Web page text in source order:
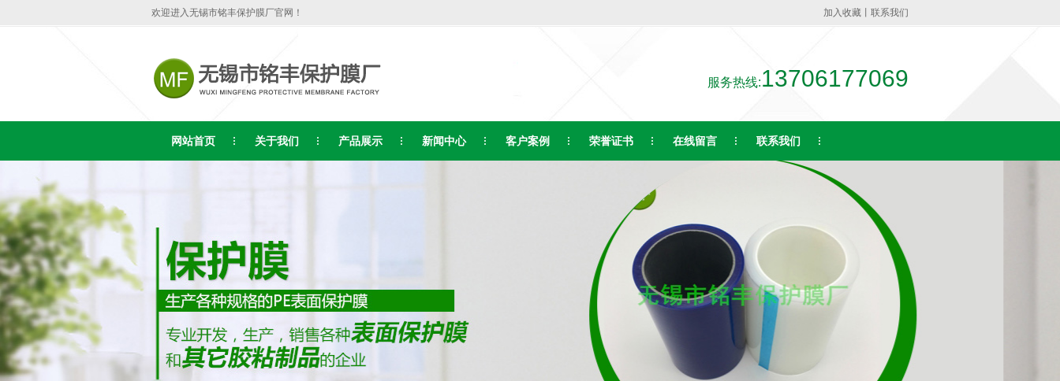
加入收藏 联系我们
欢迎进入无锡市铭丰保护膜厂官网！
服务热线:13706177069
网站首页 关于我们 产品展示 新闻中心 客户案例 荣誉证书 在线留言 联系我们